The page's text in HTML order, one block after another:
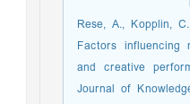
Rese, A., Kopplin,
Factors influencing
and creative
Journal of